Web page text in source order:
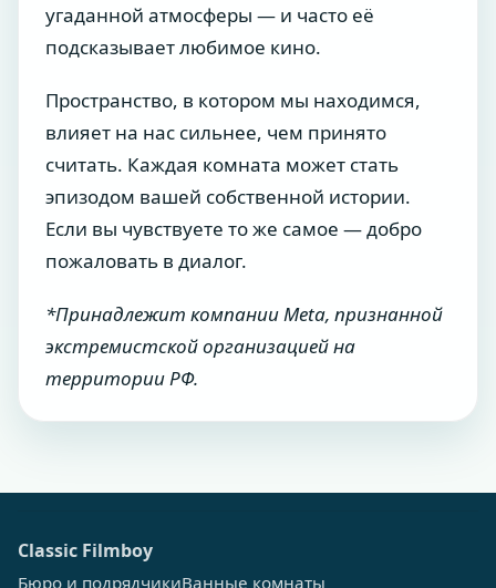
угаданной атмосферы — и часто её
подсказывает любимое кино.
Пространство, в котором мы находимся,
влияет на нас сильнее, чем принято
считать. Каждая комната может стать
эпизодом вашей собственной истории.
Если вы чувствуете то же самое — добро
пожаловать в диалог.
*Принадлежит компании Meta, признанной
экстремистской организацией на
территории РФ.
Сlassic Filmboy
Бюро и подрядчикиВанные комнаты